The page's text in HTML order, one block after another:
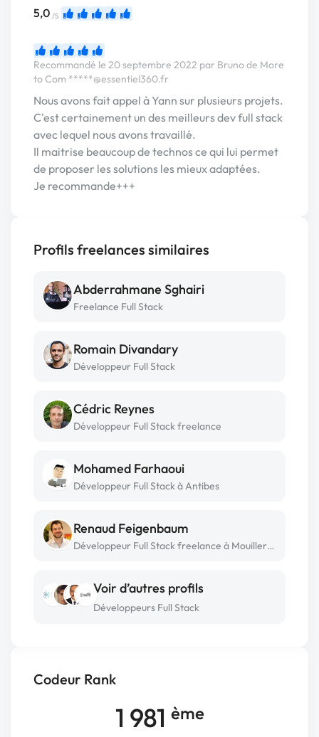
Codeur Rank
1 981 ème
5,0 /5
Recommandé le 20 septembre 2022 par Bruno de More
to Com *****@essentiel360.fr
Nous avons fait appel à Yann sur plusieurs projets.
C'est certainement un des meilleurs dev full stack
avec lequel nous avons travaillé.
Il maitrise beaucoup de technos ce qui lui permet
de proposer les solutions les mieux adaptées.
Je recommande+++
Profils freelances similaires
Abderrahmane Sghairi
Freelance Full Stack
Romain Divandary
Développeur Full Stack
Cédric Reynes
Développeur Full Stack freelance
Mohamed Farhaoui
Développeur Full Stack à Antibes
Renaud Feigenbaum
Développeur Full Stack freelance à Mouilleron-le-captif
Voir d’autres profils
Développeurs Full Stack